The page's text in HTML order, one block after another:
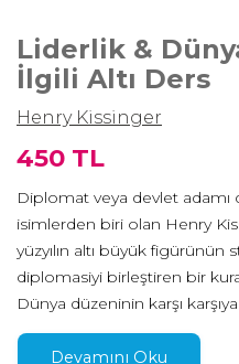
Liderlik &
İlgili Altı Ders
Henry Kissinger
450 TL
Diplomat veya devlet
isimlerden biri olan Henry
yüzyılın altı büyük figürünün
diplomasiyi birleştiren bir
Dünya düzeninin karşı
göğüsleyebilecek karaktere,
tekrar çıkabilir mi? Bu
Devamını Oku